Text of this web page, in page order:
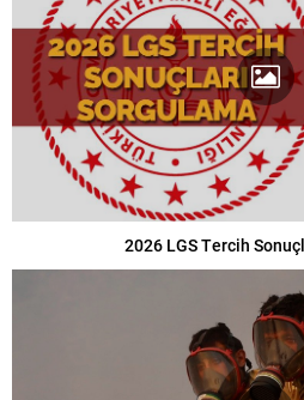
2026 LGS Tercih